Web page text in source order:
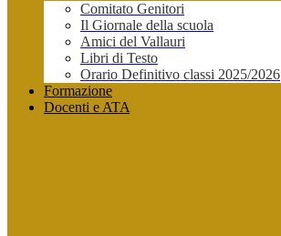
Comitato Genitori
Il Giornale della scuola
Amici del Vallauri
Libri di Testo
Orario Definitivo classi 2025/2026
Formazione
Docenti e ATA